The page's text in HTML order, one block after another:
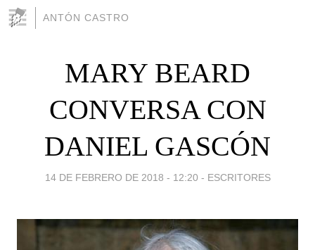
ANTÓN CASTRO
MARY BEARD
CONVERSA CON
DANIEL GASCÓN
14 DE FEBRERO DE 2018 - 12:20 - ESCRITORES